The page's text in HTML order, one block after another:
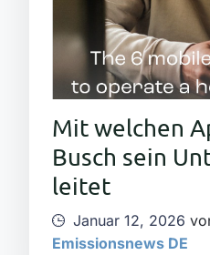
Mit welchen
Busch sein
leitet
Januar 12, 2026
Emissionsnews DE